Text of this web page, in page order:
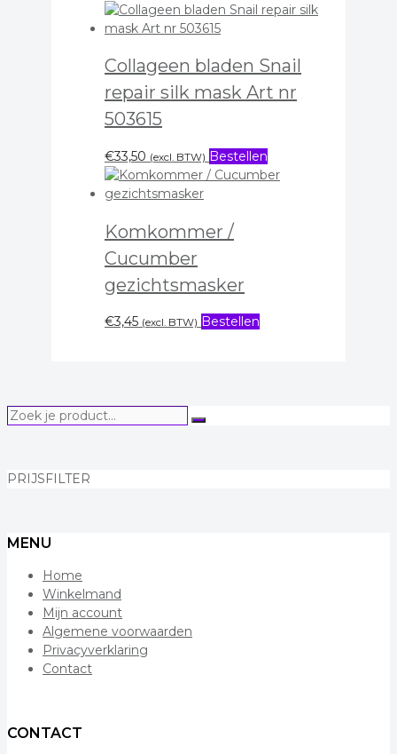
Collageen bladen Snail
repair silk mask Art nr
503615
€33,50 (excl. BTW) Bestellen
Komkommer /
Cucumber
gezichtsmasker
€3,45 (excl. BTW) Bestellen
Zoek
Zoeken
PRIJSFILTER
MENU
Home
Winkelmand
Mijn account
Algemene voorwaarden
Privacyverklaring
Contact
CONTACT